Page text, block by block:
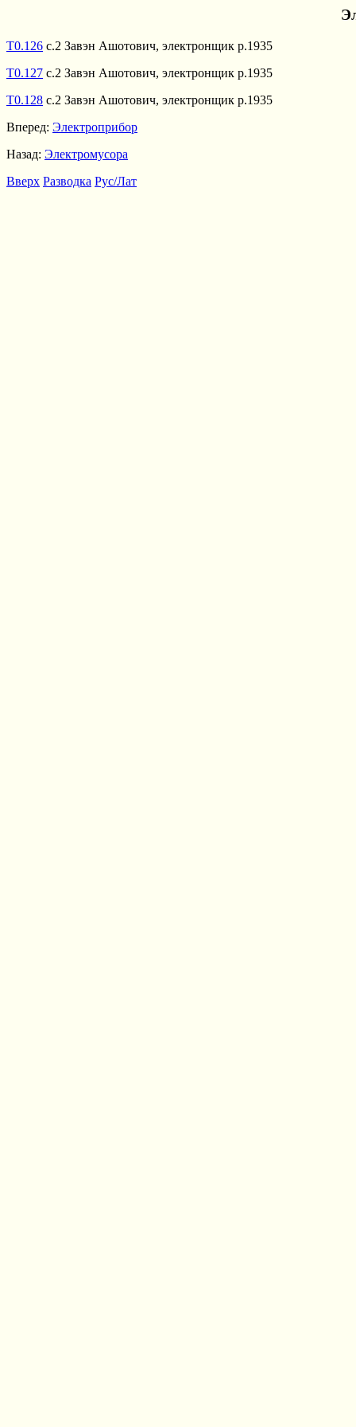
Т0.126 с.2 Завэн Ашотович, электронщик р.1935
Т0.127 с.2 Завэн Ашотович, электронщик р.1935
Т0.128 с.2 Завэн Ашотович, электронщик р.1935
Вперед: Электроприбор
Назад: Электромусора
Вверх Разводка Рус/Лат